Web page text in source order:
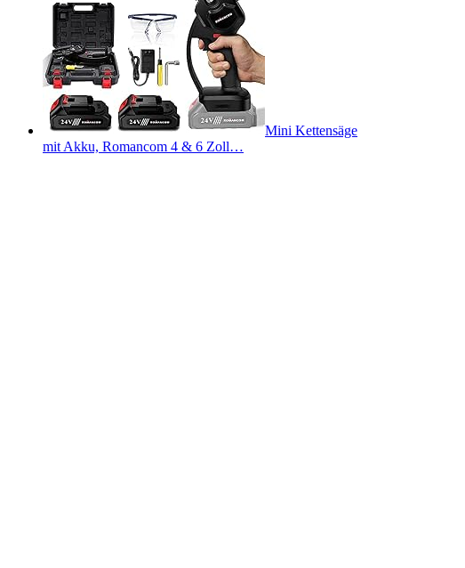
Mini Kettensäge
mit Akku, Romancom 4 & 6 Zoll…